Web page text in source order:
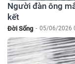
Người đàn ông
kết
Đời Sống - 05/06/2026